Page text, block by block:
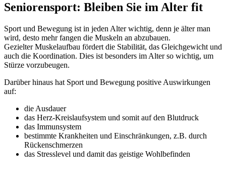
Seniorensport: Bleiben Sie im Alter fit
Sport und Bewegung ist in jeden Alter wichtig, denn je älter man
wird, desto mehr fangen die Muskeln an abzubauen.
Gezielter Muskelaufbau fördert die Stabilität, das Gleichgewicht und
auch die Koordination. Dies ist besonders im Alter so wichtig, um
Stürze vorzubeugen.
Darüber hinaus hat Sport und Bewegung positive Auswirkungen
auf:
die Ausdauer
das Herz-Kreislaufsystem und somit auf den Blutdruck
das Immunsystem
bestimmte Krankheiten und Einschränkungen, z.B. durch
Rückenschmerzen
das Stresslevel und damit das geistige Wohlbefinden